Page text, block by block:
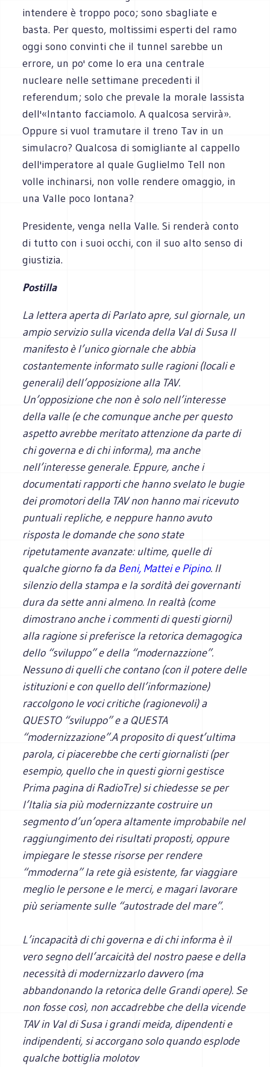
intendere è troppo poco; sono sbagliate e
basta. Per questo, moltissimi esperti del ramo
oggi sono convinti che il tunnel sarebbe un
errore, un po' come lo era una centrale
nucleare nelle settimane precedenti il
referendum; solo che prevale la morale lassista
dell'«Intanto facciamolo. A qualcosa servirà».
Oppure si vuol tramutare il treno Tav in un
simulacro? Qualcosa di somigliante al cappello
dell'imperatore al quale Guglielmo Tell non
volle inchinarsi, non volle rendere omaggio, in
una Valle poco lontana?
Presidente, venga nella Valle. Si renderà conto
di tutto con i suoi occhi, con il suo alto senso di
giustizia.
Postilla
La lettera aperta di Parlato apre, sul giornale, un
ampio servizio sulla vicenda della Val di Susa Il
manifesto è l’unico giornale che abbia
costantemente informato sulle ragioni (locali e
generali) dell’opposizione alla TAV.
Un’opposizione che non è solo nell’interesse
della valle (e che comunque anche per questo
aspetto avrebbe meritato attenzione da parte di
chi governa e di chi informa), ma anche
nell’interesse generale. Eppure, anche i
documentati rapporti che hanno svelato le bugie
dei promotori della TAV non hanno mai ricevuto
puntuali repliche, e neppure hanno avuto
risposta le domande che sono state
ripetutamente avanzate: ultime, quelle di
qualche giorno fa daBeni, Mattei e Pipino. Il
silenzio della stampa e la sordità dei governanti
dura da sette anni almeno. In realtà (come
dimostrano anche i commenti di questi giorni)
alla ragione si preferisce la retorica demagogica
dello “sviluppo” e della “modernazzione”.
Nessuno di quelli che contano (con il potere delle
istituzioni e con quello dell’informazione)
raccolgono le voci critiche (ragionevoli) a
QUESTO “sviluppo” e a QUESTA
“modernizzazione”.A proposito di quest’ultima
parola, ci piacerebbe che certi giornalisti (per
esempio, quello che in questi giorni gestisce
Prima pagina di RadioTre) si chiedesse se per
l’Italia sia più modernizzante costruire un
segmento d’un’opera altamente improbabile nel
raggiungimento dei risultati proposti, oppure
impiegare le stesse risorse per rendere
“mmoderna” la rete già esistente, far viaggiare
meglio le persone e le merci, e magari lavorare
più seriamente sulle “autostrade del mare”.
L’incapacità di chi governa e di chi informa è il
vero segno dell’arcaicità del nostro paese e della
necessità di modernizzarlo davvero (ma
abbandonando la retorica delle Grandi opere). Se
non fosse così, non accadrebbe che della vicende
TAV in Val di Susa i grandi meida, dipendenti e
indipendenti, si accorgano solo quando esplode
qualche bottiglia molotov